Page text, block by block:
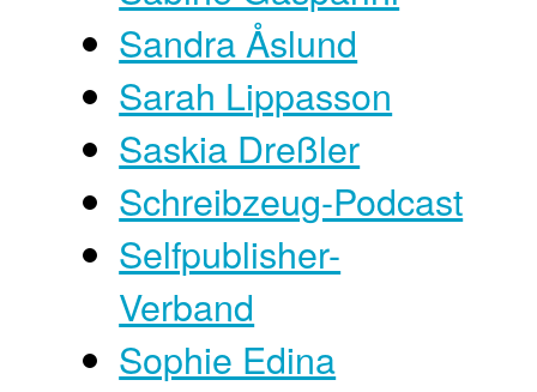
Sandra Åslund
Sarah Lippasson
Saskia Dreßler
Schreibzeug-Podcast
Selfpublisher-
Verband
Sophie Edina